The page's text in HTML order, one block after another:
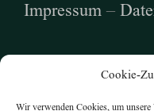
Cookie-
Wir verwenden Cookies, um unsere
Impressum –